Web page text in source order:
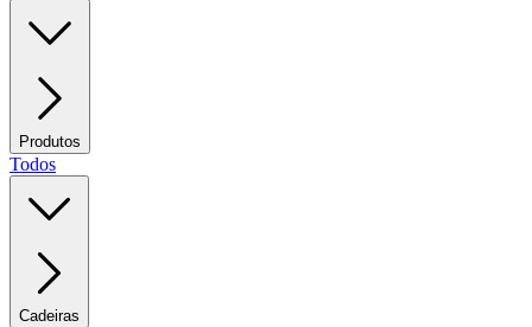
Produtos
Todos
Cadeiras